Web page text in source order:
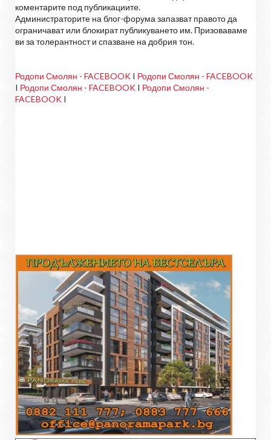
коментарите под публикациите.
Администраторите на блог-форума запазват правото да
ограничават или блокират публикуването им. Призоваваме
ви за толерантност и спазване на добрия тон.
Родопи Смолян - FACEBOOK I Родопи Смолян - FACEBOOK
I Родопи Смолян - FACEBOOK I Родопи Смолян -
FACEBOOK I